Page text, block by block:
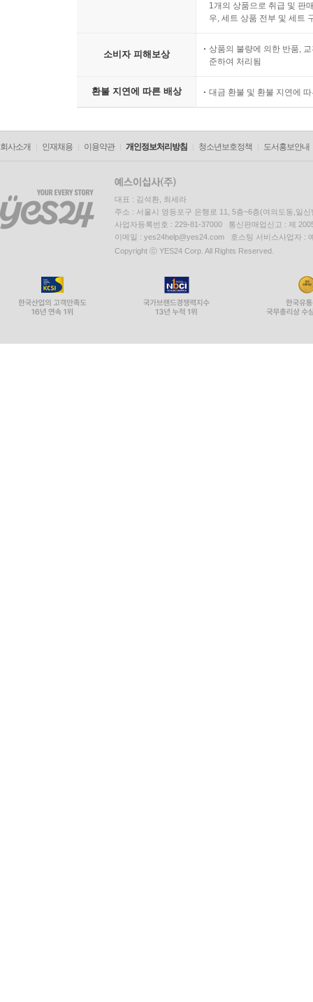
1개의 상품으로 취급 및 판
우, 세트 상품 전부 및 세트
소비자 피해보상
상품의 불량에 의한 반품,
준하여 처리됨
환불 지연에 따른 배상 대금 환불 및 환불 지연에
회사소개 인재채용 이용약관 개인정보처리방침 청소년보호정책 도서홍보안내
대표 : 김석환, 최세라
주소 : 서울시 영등포구 은행로 11, 5층~6층(여의도동,일신
사업자등록번호 : 229-81-37000 통신판매업신고 : 제
이메일 : yes24help@yes24.com 호스팅 서비스사업자 :
Copyright ⓒ YES24 Corp. All Rights Reserved.